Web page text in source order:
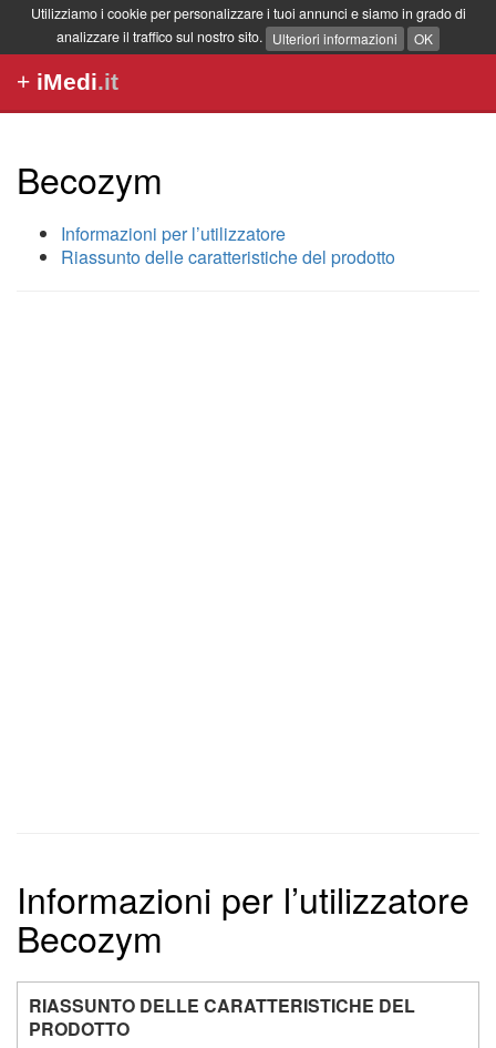
Utilizziamo i cookie per personalizzare i tuoi annunci e siamo in grado di
analizzare il traffico sul nostro sito. Ulteriori informazioni OK
+ iMedi.it
Becozym
Informazioni per l’utilizzatore
Riassunto delle caratteristiche del prodotto
Informazioni per l’utilizzatore
Becozym
RIASSUNTO DELLE CARATTERISTICHE DEL
PRODOTTO